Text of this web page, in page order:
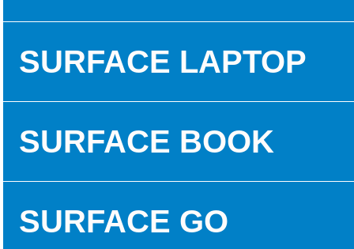
SURFACE PRO 3
SURFACE PRO 5
SURFACE PRO 6
SURFACE LAPTOP
SURFACE LAPTOP 1
SURFACE LAPTOP 2
SURFACE BOOK
SURFACE BOOK 1
SURFACE GO